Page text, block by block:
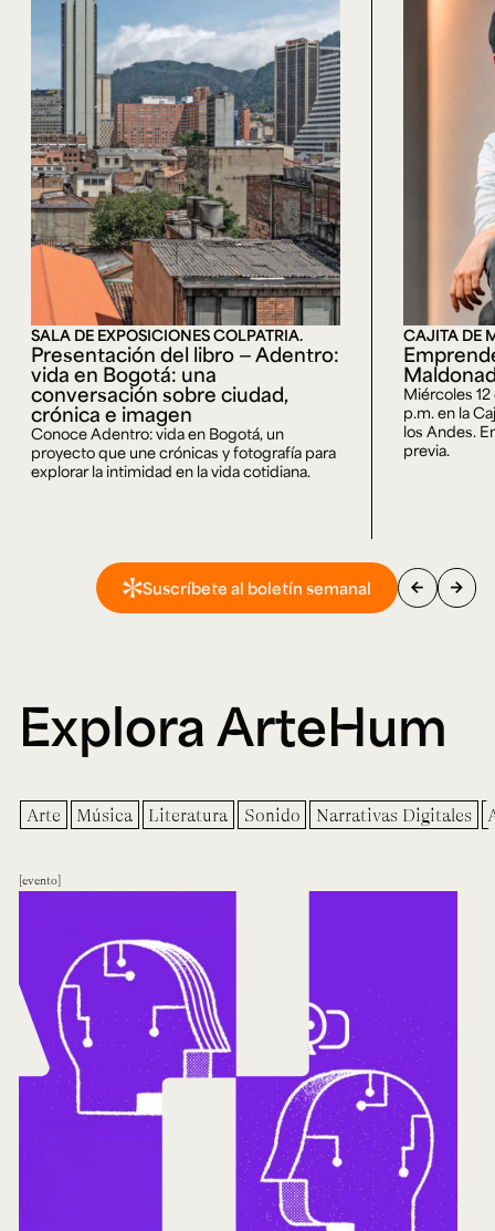
SALA DE EXPOSICIONES COLPATRIA.
Presentación del libro — Adentro:
vida en Bogotá: una
conversación sobre ciudad,
crónica e imagen
Conoce Adentro: vida en Bogotá, un
proyecto que une crónicas y fotografía para
explorar la intimidad en la vida cotidiana.
CAJITA DE
Miércoles
p.m. en la
los Andes.
previa.
Suscríbete al boletín semanal arrow_back arrow_forward
Explora ArteHum
Arte Música Literatura Sonido Narrativas Digitales
evento